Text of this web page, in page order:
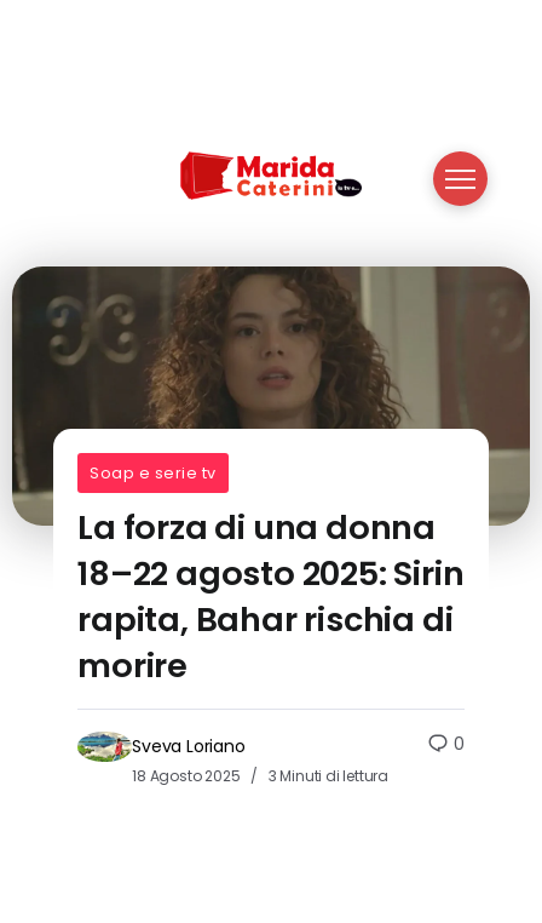
Soap e serie tv
La forza di una donna
18–22 agosto 2025: Sirin
rapita, Bahar rischia di
morire
Sveva Loriano
18 Agosto 2025 3 Minuti di lettura
0